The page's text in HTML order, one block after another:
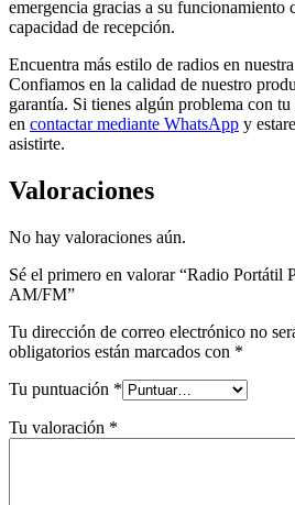
emergencia gracias a su funcionamiento
capacidad de recepción.
Encuentra más estilo de radios en
Confiamos en la calidad de nuestro
garantía. Si tienes algún problema con
en contactar mediante WhatsApp y
asistirte.
Valoraciones
No hay valoraciones aún.
Sé el primero en valorar “Radio Portátil
AM/FM”
Tu dirección de correo electrónico no
obligatorios están marcados con *
Tu puntuación *
Tu valoración *